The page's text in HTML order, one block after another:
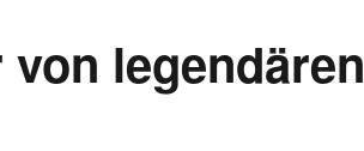
legendären